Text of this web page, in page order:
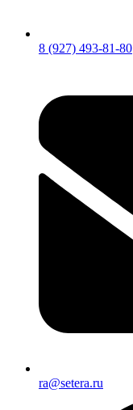
8 (927) 493-81-80
ra@setera.ru